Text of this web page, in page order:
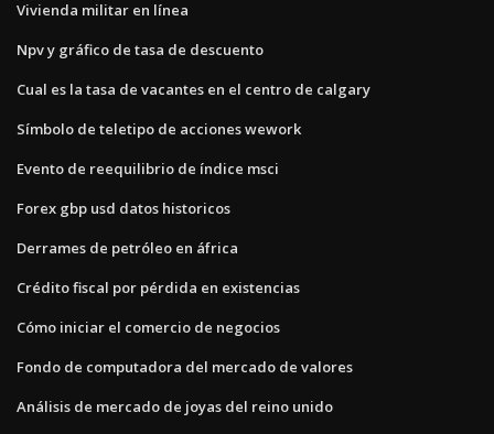
Vivienda militar en línea
Npv y gráfico de tasa de descuento
Cual es la tasa de vacantes en el centro de calgary
Símbolo de teletipo de acciones wework
Evento de reequilibrio de índice msci
Forex gbp usd datos historicos
Derrames de petróleo en áfrica
Crédito fiscal por pérdida en existencias
Cómo iniciar el comercio de negocios
Fondo de computadora del mercado de valores
Análisis de mercado de joyas del reino unido